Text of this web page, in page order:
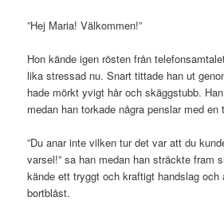
”Hej Maria! Välkommen!”
Hon kände igen rösten från
lika stressad nu. Snart tittade han ut
hade mörkt yvigt hår och skäggstubb.
medan han torkade några penslar med
”Du anar inte vilken tur det var att du
varsel!” sa han medan han sträckte fram
kände ett tryggt och kraftigt handslag och
bortblåst.